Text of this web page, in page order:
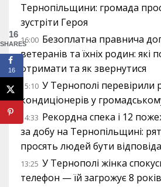
Тернопільщини: громада
зустріти Героя
16:00 Безоплатна правнича
ветеранів та їхніх родин: які
отримати та як звернутися
15:10 У Тернополі перевірили
кондиціонерів у
14:33 Рекордна спека і 12
за добу на Тернопільщині:
просять людей бути
13:25 У Тернополі жінка
телефон — їй загрожує 8
16
SHARES
16